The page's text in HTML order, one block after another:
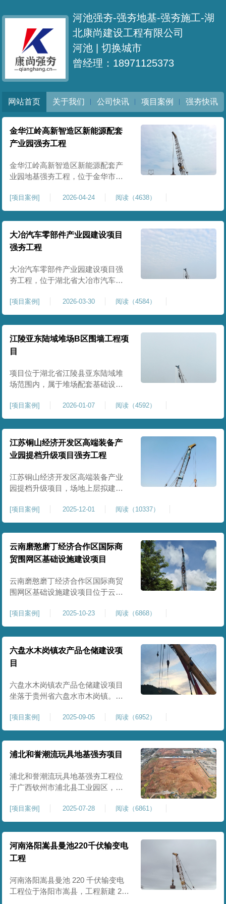
河池强夯-强夯地基-强夯施工-湖
北康尚建设工程有限公司
河池 |切换城市
曾经理：18971125373
网站首页 关于我们 公司快讯 项目案例 强夯快讯
金华江岭高新智造区新能源配套
产业园强夯工程
金华江岭高新智造区新能源配套产
业园地基强夯工程，位于金华市江
园区重点基建配套项目。本项目地
基强夯处理总面积40000㎡，施工范
围为新能源配套产业园核心建设地
块。项目场地为园区新建建设用
地，原始场地土质松散、土层固结
不均匀、孔隙较大、地基承载力偏
弱。新能源产业园厂房及配套设施
对
[项目案例] 2026-04-24 阅读（4638）
大冶汽车零部件产业园建设项目
强夯工程
大冶汽车零部件产业园建设项目强
夯工程，位于湖北省大冶市汽车零
业厂房、生产车间及配套附属设施
建设的前置基础性地基处理工程。
项目场地为园区新建工业建设用
地，原始场地土层松散、土质均匀
性较差、土体固结度不足，天然地
基承载力偏低。汽车零部件生产厂
房对地基平整度、整体刚度、沉降
控
[项目案例] 2026-03-30 阅读（4584）
江陵亚东陆域堆场B区围墙工程项
目
项目位于湖北省江陵县亚东陆域堆
场范围内，属于堆场配套基础设施
墙及附属设施建设，是保障场区边
界围护结构稳定、提升场地整体建
设标准的前置关键工程，本项目强
夯处理总面积20000㎡，施工范围为
陆域堆场B区围墙沿线及配套场地。
原场地土层松散、回填不均、固结
程度差，地基承载力较低，且堆
[项目案例] 2026-01-07 阅读（4592）
江苏铜山经济开发区高端装备产
业园提档升级项目强夯工程
江苏铜山经济开发区高端装备产业
园提档升级项目，场地上层拟建厂
施。占地面积约130000㎡.项目采用
强夯工艺对地基进行加固处理，确
保处理后地基承载力特征值
≥100kPa、压实系数≥0.94、压缩模
量≥5MPa，工程实施后将有效提升
场地整体承载力与均匀性，消除不
均匀沉降隐患，为园区高端装备产
业项目
[项目案例] 2025-12-01 阅读（10337）
云南磨憨磨丁经济合作区国际商
贸围网区基础设施建设项目
云南磨憨磨丁经济合作区国际商贸
围网区基础设施建设项目位于云南
商贸、口岸监管、通关查验的重要
基础设施工程。项目建设内容主要
为场地地基处理，处理总面积约 5
万平方米，采用强夯加固施工工
艺，通过全场地强夯提升地基承载
力、消除不均匀沉降，满足围网区
后续建（构）筑物及重型作业场地
使
[项目案例] 2025-10-23 阅读（6868）
六盘水木岗镇农产品仓储建设项
目
六盘水木岗镇农产品仓储建设项目
坐落于贵州省六盘水市木岗镇。场
房、分拣车间、配套附属用房等设
施。项目原始场地为新建建设用
地，土层分布不均、土体松散、天
然固结程度较低，地基整体承载力
筑需长期承受货物堆放荷载，对地
基沉降稳定性、整体密实度要求较
[项目案例] 2025-09-05 阅读（6952）
浦北和誉潮流玩具地基强夯项目
浦北和誉潮流玩具地基强夯工程位
于广西钦州市浦北县工业园区，场
公及生活附属设施。原始场地为新
建园区待开发地块，土体回填不
均、土质松散、固结度不足，场地
承载力与整体均匀性较差，若直接
施工易出现地基不均匀沉降、地面
开裂、墙体变形等质量问题，无法
满足工业厂房长期荷载及规范建设
标
[项目案例] 2025-07-28 阅读（6861）
河南洛阳嵩县曼池220千伏输变电
工程
河南洛阳嵩县曼池 220 千伏输变电
工程位于洛阳市嵩县，工程新建 220